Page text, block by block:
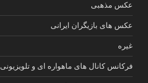
عکس مذهبی
عکس های بازیگران ایرانی
غیره
فرکانس کانال های ماهواره ای و تلویزیونی